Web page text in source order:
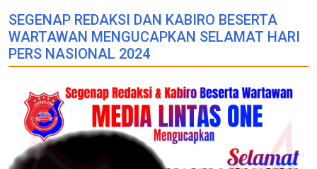
SEGENAP REDAKSI DAN KABIRO BESERTA
WARTAWAN MENGUCAPKAN SELAMAT HARI
PERS NASIONAL 2024